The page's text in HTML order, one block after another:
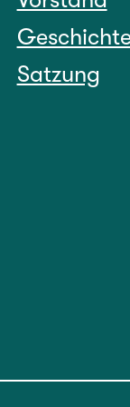
Satzung